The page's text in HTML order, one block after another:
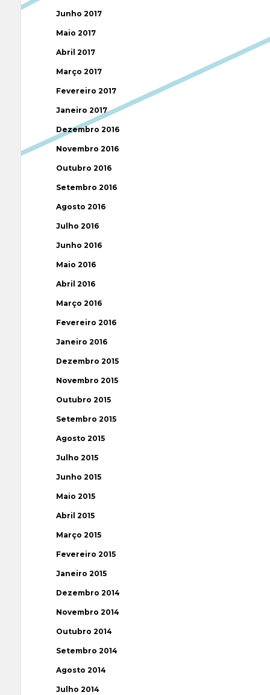
Junho 2017
Maio 2017
Abril 2017
Março 2017
Fevereiro 2017
Janeiro 2017
Dezembro 2016
Novembro 2016
Outubro 2016
Setembro 2016
Agosto 2016
Julho 2016
Junho 2016
Maio 2016
Abril 2016
Março 2016
Fevereiro 2016
Janeiro 2016
Dezembro 2015
Novembro 2015
Outubro 2015
Setembro 2015
Agosto 2015
Julho 2015
Junho 2015
Maio 2015
Abril 2015
Março 2015
Fevereiro 2015
Janeiro 2015
Dezembro 2014
Novembro 2014
Outubro 2014
Setembro 2014
Agosto 2014
Julho 2014